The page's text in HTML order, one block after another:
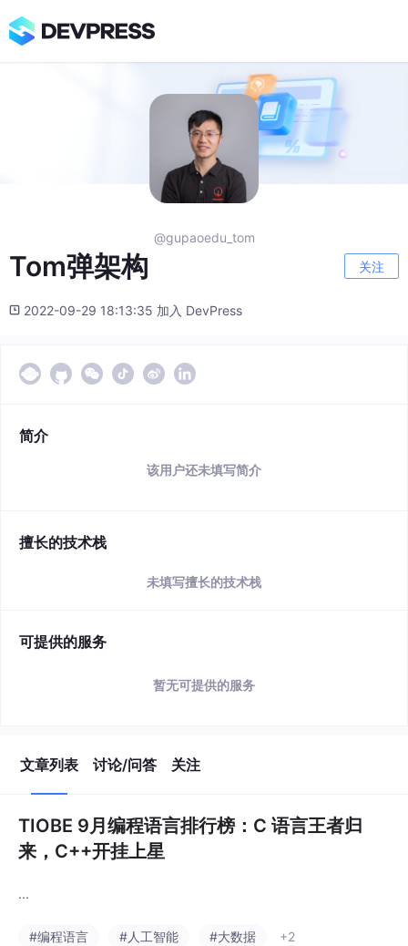
@gupaoedu_tom
Tom弹架构 关注
2022-09-29 18:13:35 加入 DevPress
简介
该用户还未填写简介
擅长的技术栈
未填写擅长的技术栈
可提供的服务
暂无可提供的服务
文章列表 讨论/问答 关注
TIOBE 9月编程语言排行榜：C 语言王者归
来，C++开挂上星
...
#编程语言 #人工智能 #大数据 +2